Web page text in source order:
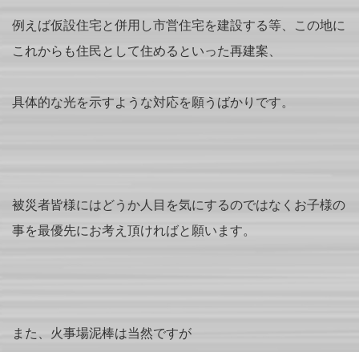
例えば仮設住宅と併用し市営住宅を建設する等、この地に
これからも住民として住めるといった再建案、
具体的な光を示すような対応を願うばかりです。
被災者皆様にはどうか人目を気にするのではなくお子様の
事を最優先にお考え頂ければと願います。
また、火事場泥棒は当然ですが